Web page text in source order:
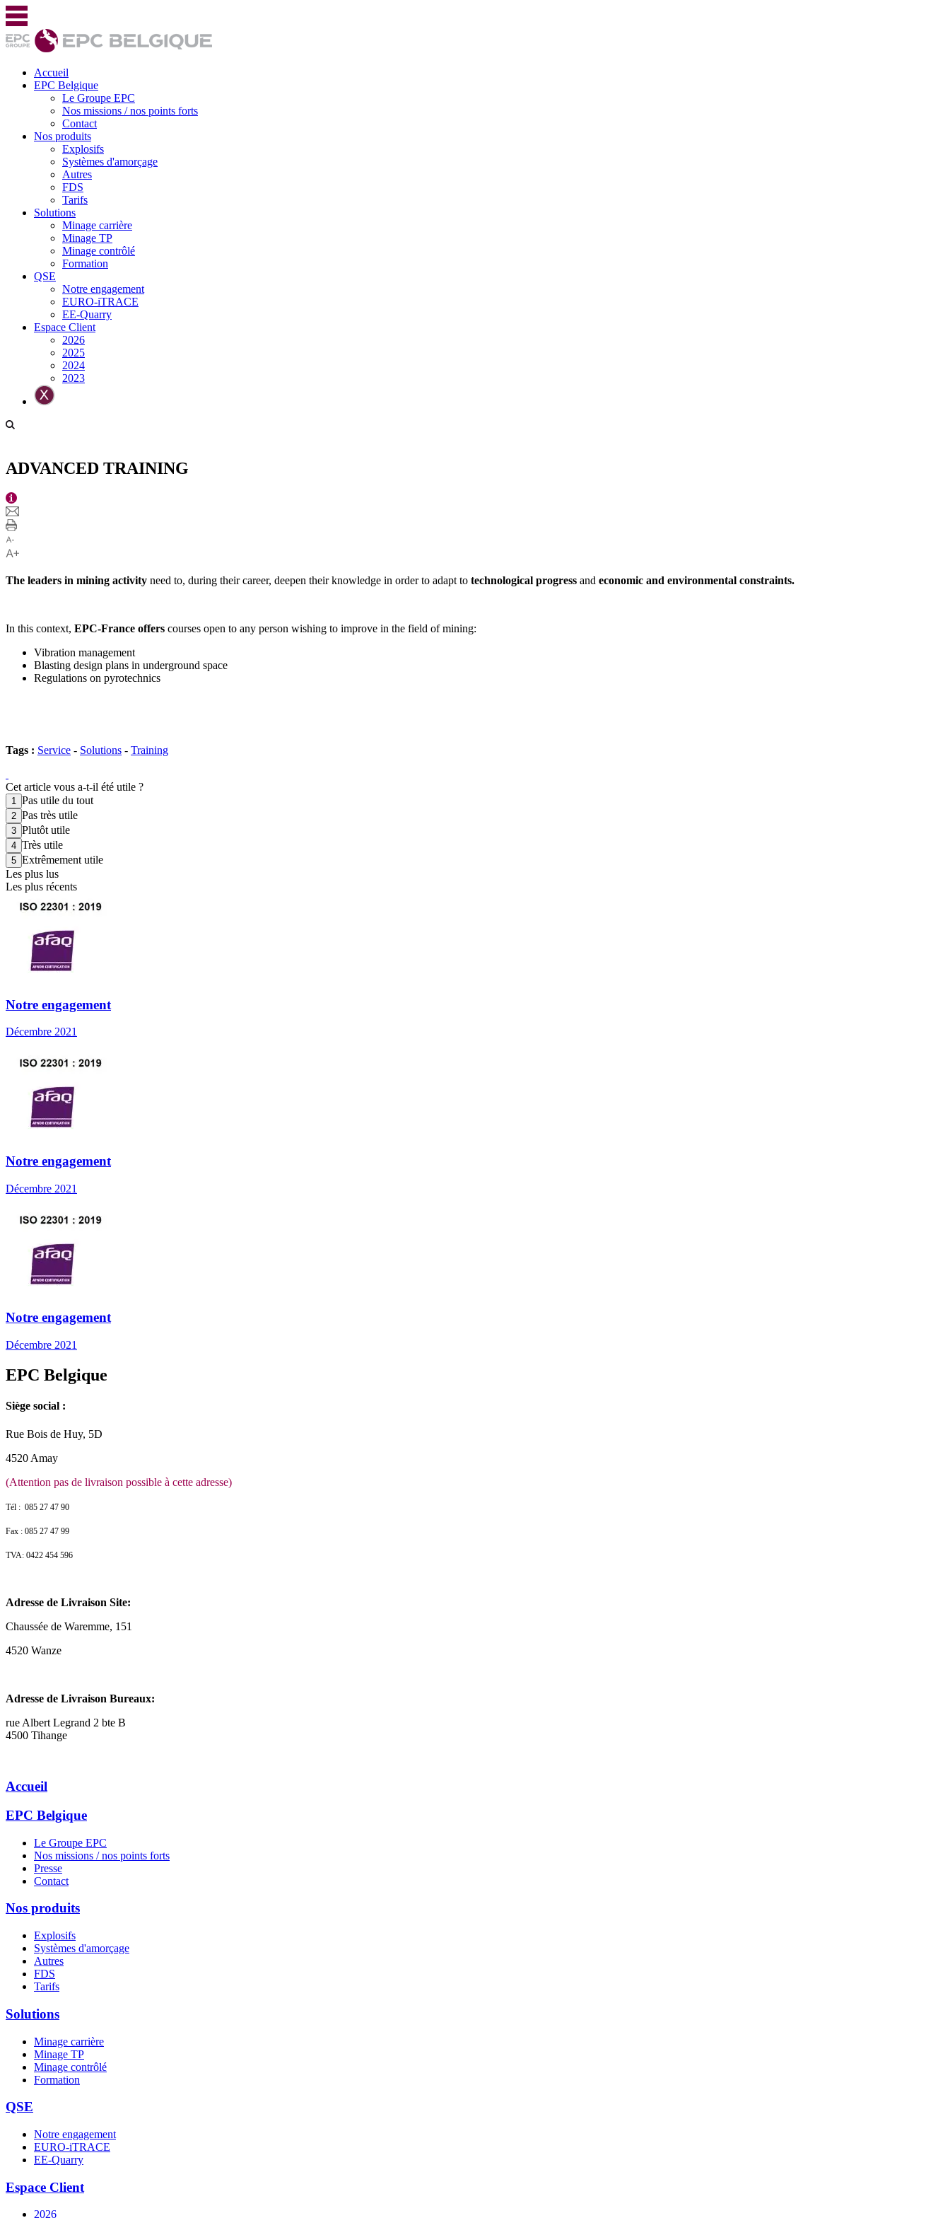
Accueil
EPC Belgique
Le Groupe EPC
Nos missions / nos points forts
Contact
Nos produits
Explosifs
Systèmes d'amorçage
Autres
FDS
Tarifs
Solutions
Minage carrière
Minage TP
Minage contrôlé
Formation
QSE
Notre engagement
EURO-iTRACE
EE-Quarry
Espace Client
2026
2025
2024
2023
ADVANCED TRAINING
The leaders in mining activity need to, during their career, deepen their knowledge in order to adapt to technological progress and economic and environmental constraints.
In this context, EPC-France offers courses open to any person wishing to improve in the field of mining:
Vibration management
Blasting design plans in underground space
Regulations on pyrotechnics
Tags : Service - Solutions - Training
Cet article vous a-t-il été utile ?
Pas utile du tout
Pas très utile
Plutôt utile
Très utile
Extrêmement utile
Les plus lus
Les plus récents
Notre engagement
Décembre 2021
Notre engagement
Décembre 2021
Notre engagement
Décembre 2021
EPC Belgique
Siège social :
Rue Bois de Huy, 5D
4520 Amay
(Attention pas de livraison possible à cette adresse)
Tél : 085 27 47 90
Fax : 085 27 47 99
TVA: 0422 454 596
Adresse de Livraison Site:
Chaussée de Waremme, 151
4520 Wanze
Adresse de Livraison Bureaux:
rue Albert Legrand 2 bte B
4500 Tihange
Accueil
EPC Belgique
Le Groupe EPC
Nos missions / nos points forts
Presse
Contact
Nos produits
Explosifs
Systèmes d'amorçage
Autres
FDS
Tarifs
Solutions
Minage carrière
Minage TP
Minage contrôlé
Formation
QSE
Notre engagement
EURO-iTRACE
EE-Quarry
Espace Client
2026